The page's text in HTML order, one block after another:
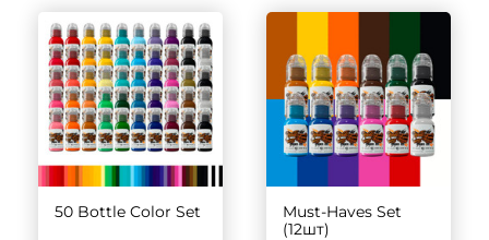
50 Bottle Color Set
Must-Haves Set
(12шт)